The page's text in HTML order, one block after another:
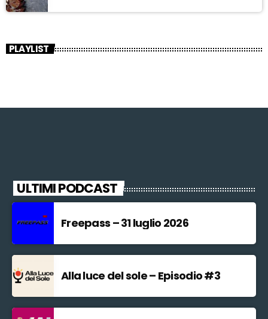
PLAYLIST
ULTIMI PODCAST
Freepass – 31 luglio 2026
Alla luce del sole – Episodio #3